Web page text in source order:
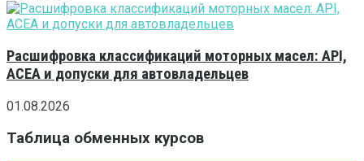
Расшифровка классификаций моторных масел: API,
ACEA и допуски для автовладельцев
01.08.2026
Таблица обменных курсов